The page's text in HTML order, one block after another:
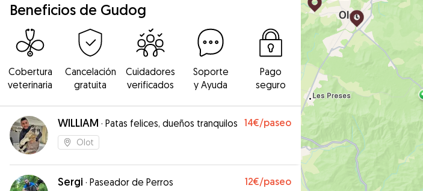
Beneficios de Gudog
Cobertura
veterinaria
Cancelación
gratuita
Cuidadores
verificados
Soporte
y Ayuda
Pago
seguro
WILLIAM · Patas felices, dueños tranquilos 14€/paseo
Olot
Sergi · Paseador de Perros 12€/paseo